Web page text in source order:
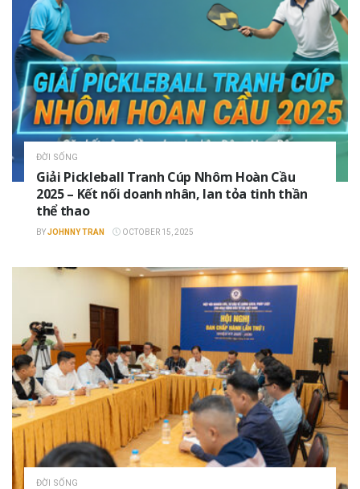
ĐỜI SỐNG
Giải Pickleball Tranh Cúp Nhôm Hoàn Cầu
2025 – Kết nối doanh nhân, lan tỏa tinh thần
thể thao
BYJOHNNY TRAN OCTOBER 15, 2025
ĐỜI SỐNG